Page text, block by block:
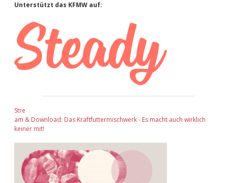
Sidebar
Unterstützt das KFMW auf:
Stre
am & Download: Das Kraftfuttermischwerk - Es macht auch wirklich
keiner mit!